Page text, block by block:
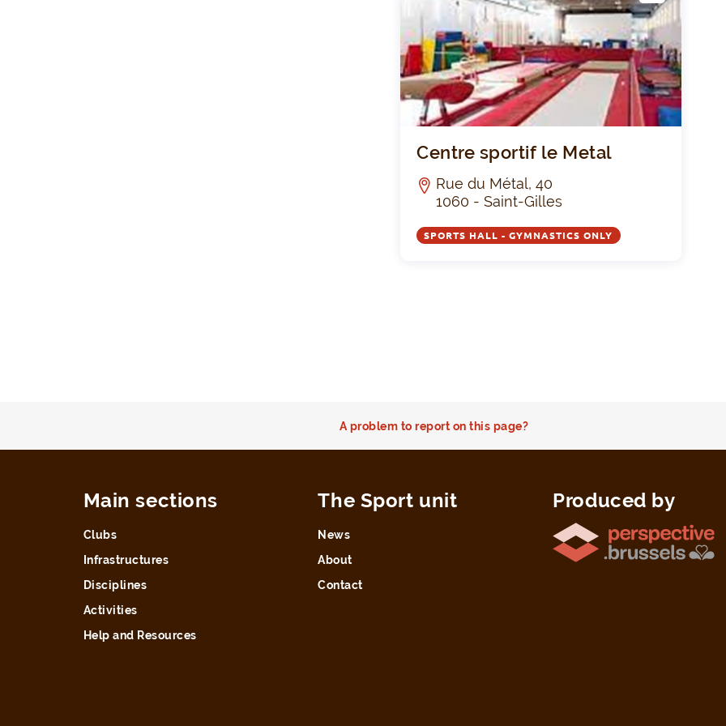
ACIL
ITY
Centre sportif le Metal
Rue du Métal, 40
1060 - Saint-Gilles
SPORTS HALL - GYMNASTICS ONLY
A problem to report on this page?
Main sections
Clubs
Infrastructures
Disciplines
Activities
Help and Resources
The Sport unit
News
About
Contact
Produced by